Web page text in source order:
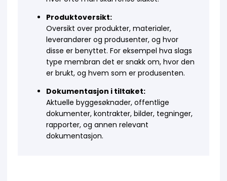
Produktoversikt:
Oversikt over produkter, materialer,
leverandører og produsenter, og hvor
disse er benyttet. For eksempel hva slags
type membran det er snakk om, hvor den
er brukt, og hvem som er produsenten.
Dokumentasjon i tiltaket:
Aktuelle byggesøknader, offentlige
dokumenter, kontrakter, bilder, tegninger,
rapporter, og annen relevant
dokumentasjon.